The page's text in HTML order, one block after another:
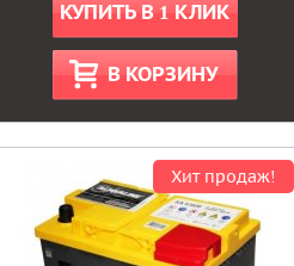
КУПИТЬ В 1 КЛИК
В КОРЗИНУ
Хит продаж!